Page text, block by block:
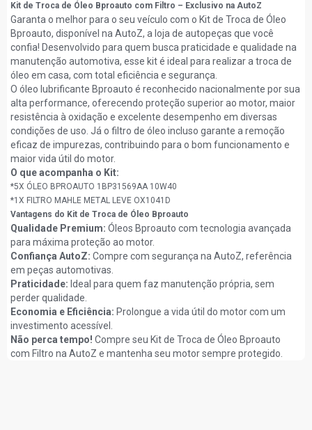
Kit de Troca de Óleo Bproauto com Filtro – Exclusivo na AutoZ
Garanta o melhor para o seu veículo com o Kit de Troca de Óleo
Bproauto, disponível na AutoZ, a loja de autopeças que você
confia! Desenvolvido para quem busca praticidade e qualidade na
manutenção automotiva, esse kit é ideal para realizar a troca de
óleo em casa, com total eficiência e segurança.
O óleo lubrificante Bproauto é reconhecido nacionalmente por sua
alta performance, oferecendo proteção superior ao motor, maior
resistência à oxidação e excelente desempenho em diversas
condições de uso. Já o filtro de óleo incluso garante a remoção
eficaz de impurezas, contribuindo para o bom funcionamento e
maior vida útil do motor.
O que acompanha o Kit:
*5X ÓLEO BPROAUTO 1BP31569AA 10W40
*1X FILTRO MAHLE METAL LEVE OX1041D
Vantagens do Kit de Troca de Óleo Bproauto
Qualidade Premium: Óleos Bproauto com tecnologia avançada
para máxima proteção ao motor.
Confiança AutoZ: Compre com segurança na AutoZ, referência
em peças automotivas.
Praticidade: Ideal para quem faz manutenção própria, sem
perder qualidade.
Economia e Eficiência: Prolongue a vida útil do motor com um
investimento acessível.
Não perca tempo! Compre seu Kit de Troca de Óleo Bproauto
com Filtro na AutoZ e mantenha seu motor sempre protegido.